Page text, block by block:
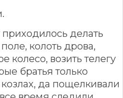
делать
колоть дрова,
колесо, возить телегу
братья только
да пощелкивали